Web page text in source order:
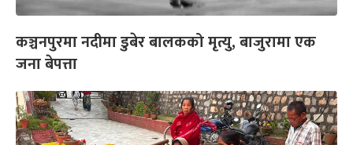
कञ्चनपुरमा नदीमा डुबेर बालकको मृत्यु, बाजुरामा एक
जना बेपत्ता